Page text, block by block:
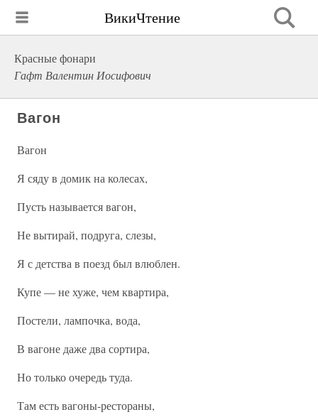
ВикиЧтение
Красные фонари
Гафт Валентин Иосифович
Вагон
Вагон
Я сяду в домик на колесах,
Пусть называется вагон,
Не вытирай, подруга, слезы,
Я с детства в поезд был влюблен.
Купе — не хуже, чем квартира,
Постели, лампочка, вода,
В вагоне даже два сортира,
Но только очередь туда.
Там есть вагоны-рестораны,